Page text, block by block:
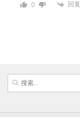
0 回复
搜
索：